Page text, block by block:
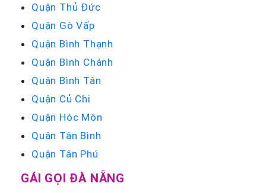
Quận Thủ Đức
Quận Gò Vấp
Quận Bình Thạnh
Quận Bình Chánh
Quận Bình Tân
Quận Củ Chi
Quận Hóc Môn
Quận Tân Bình
Quận Tân Phú
GÁI GỌI ĐÀ NẴNG